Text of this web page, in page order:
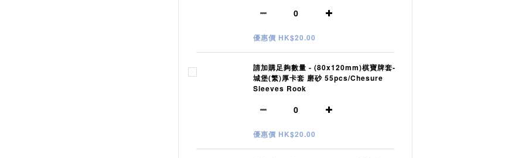
優惠價 HK$20.00
請加購足夠數量 - (80x120mm)棋寶牌套-
城堡(繁)厚卡套 磨砂 55pcs/Chesure
Sleeves Rook
優惠價 HK$20.00